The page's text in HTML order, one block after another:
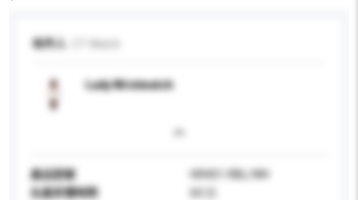
收件人
Lady Wristwatch
產品型號
HR401-RBL/WH
生產所需時間
60 日